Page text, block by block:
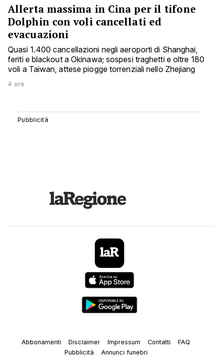
Allerta massima in Cina per il tifone
Dolphin con voli cancellati ed
evacuazioni
Quasi 1.400 cancellazioni negli aeroporti di Shanghai,
feriti e blackout a Okinawa; sospesi traghetti e oltre 180
voli a Taiwan, attese piogge torrenziali nello Zhejiang
4 ore
Abbonamenti Disclaimer Impressum Contatti
FAQ
Pubblicità
Annunci funebri